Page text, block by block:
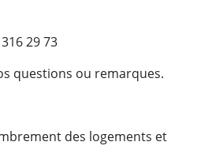
29 73
questions ou remarques.
des logements et